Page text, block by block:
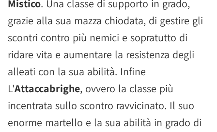
Mistico. Una classe di supporto in grado,
grazie alla sua mazza chiodata, di gestire gli
scontri contro più nemici e sopratutto di
ridare vita e aumentare la resistenza degli
alleati con la sua abilità. Infine
L'Attaccabrighe, ovvero la classe più
incentrata sullo scontro ravvicinato. Il suo
enorme martello e la sua abilità in grado di